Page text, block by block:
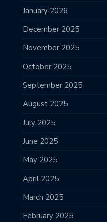
January 2026
December 2025
November 2025
October 2025
September 2025
August 2025
July 2025
June 2025
May 2025
April 2025
March 2025
February 2025